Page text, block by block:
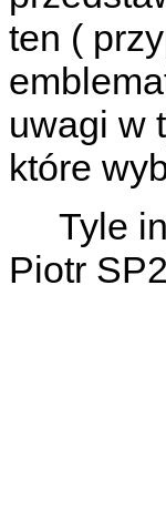
ten (
uwagi w
które
Tyle
Piotr